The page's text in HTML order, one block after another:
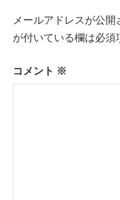
メールアドレスが公開
が付いている欄は必須
コメント ※